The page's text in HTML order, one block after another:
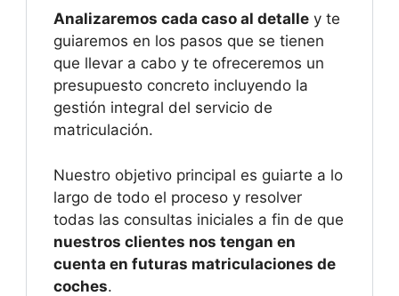
Analizaremos cada caso al detalle y te
guiaremos en los pasos que se tienen
que llevar a cabo y te ofreceremos un
presupuesto concreto incluyendo la
gestión integral del servicio de
matriculación.
Nuestro objetivo principal es guiarte a lo
largo de todo el proceso y resolver
todas las consultas iniciales a fin de que
nuestros clientes nos tengan en
cuenta en futuras matriculaciones de
coches.